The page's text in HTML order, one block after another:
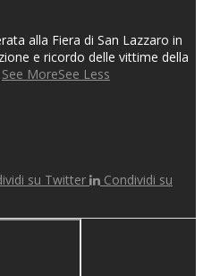
alla Fiera di San Lazzaro in
e ricordo delle vittime della
See MoreSee Less
su Twitter
Condividi su